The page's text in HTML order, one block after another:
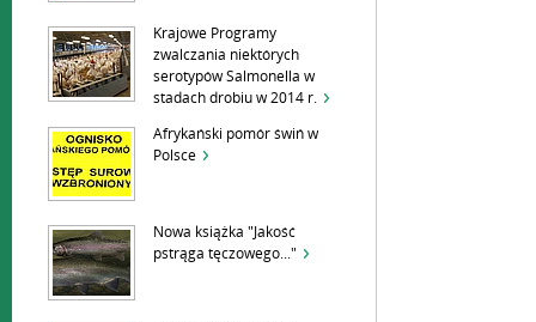
Krajowe Programy
zwalczania niektórych
serotypów Salmonella w
stadach drobiu w 2014 r.
Afrykański pomór świń w
Polsce
Nowa książka "Jakość
pstrąga tęczowego..."